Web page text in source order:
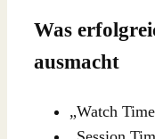
Was
ausmacht
„Watch